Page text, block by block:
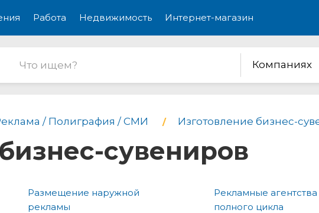
Работа Недвижимость Интернет-магазин
Компаниях
/ Полиграфия / СМИ Изготовление бизнес-
сувениров
Размещение наружной
рекламы
Рекламные агентства
полного цикла